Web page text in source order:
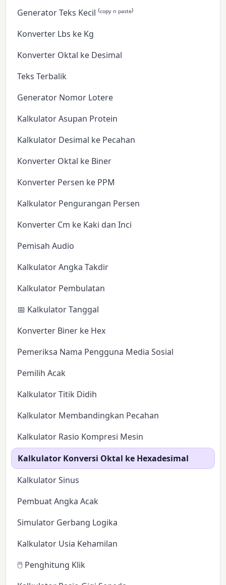
Generator Teks Kecil ⁽ᶜᵒᵖʸ ⁿ ᵖᵃˢᵗᵉ⁾
Konverter Lbs ke Kg
Konverter Oktal ke Desimal
Teks Terbalik
Generator Nomor Lotere
Kalkulator Asupan Protein
Kalkulator Desimal ke Pecahan
Konverter Oktal ke Biner
Konverter Persen ke PPM
Kalkulator Pengurangan Persen
Konverter Cm ke Kaki dan Inci
Pemisah Audio
Kalkulator Angka Takdir
Kalkulator Pembulatan
📅 Kalkulator Tanggal
Konverter Biner ke Hex
Pemeriksa Nama Pengguna Media Sosial
Pemilih Acak
Kalkulator Titik Didih
Kalkulator Membandingkan Pecahan
Kalkulator Rasio Kompresi Mesin
Kalkulator Konversi Oktal ke Hexadesimal
Kalkulator Sinus
Pembuat Angka Acak
Simulator Gerbang Logika
Kalkulator Usia Kehamilan
🖱️ Penghitung Klik